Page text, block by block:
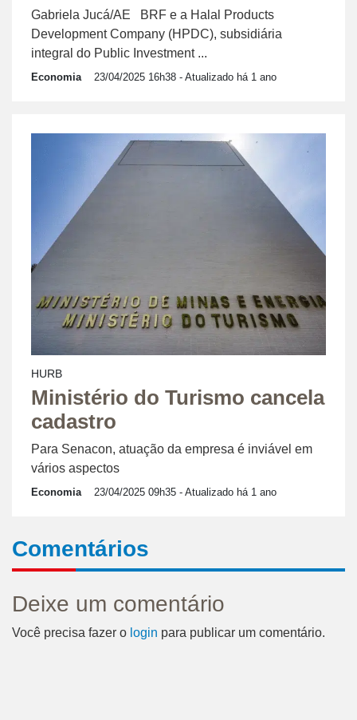
Gabriela Jucá/AE BRF e a Halal Products
Development Company (HPDC), subsidiária
integral do Public Investment ...
Economia 23/04/2025 16h38 - Atualizado há 1 ano
HURB
Ministério do Turismo cancela
cadastro
Para Senacon, atuação da empresa é inviável em
vários aspectos
Economia 23/04/2025 09h35 - Atualizado há 1 ano
Comentários
Deixe um comentário
Você precisa fazer o login para publicar um comentário.